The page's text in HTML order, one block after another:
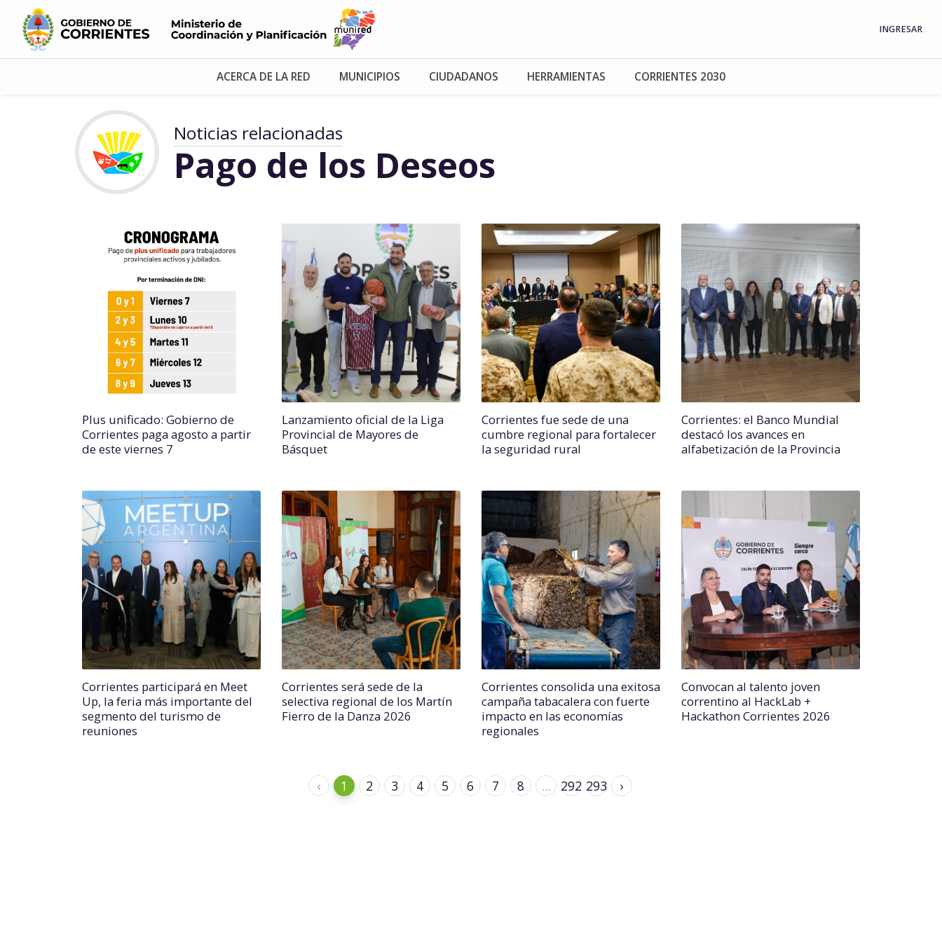
INGRESAR
ACERCA DE LA RED MUNICIPIOS CIUDADANOS HERRAMIENTAS CORRIENTES 2030
Noticias relacionadas
Pago de los Deseos
Plus unificado: Gobierno de
Corrientes paga agosto a partir
de este viernes 7
Lanzamiento oficial de la Liga
Provincial de Mayores de
Básquet
Corrientes fue sede de una
cumbre regional para fortalecer
la seguridad rural
Corrientes: el Banco Mundial
destacó los avances en
alfabetización de la Provincia
Corrientes participará en Meet
Up, la feria más importante del
segmento del turismo de
reuniones
Corrientes será sede de la
selectiva regional de los Martín
Fierro de la Danza 2026
Corrientes consolida una exitosa
campaña tabacalera con fuerte
impacto en las economías
regionales
Convocan al talento joven
correntino al HackLab +
Hackathon Corrientes 2026
‹ 1 2 3 4 5 6 7 8 ... 292 293 ›